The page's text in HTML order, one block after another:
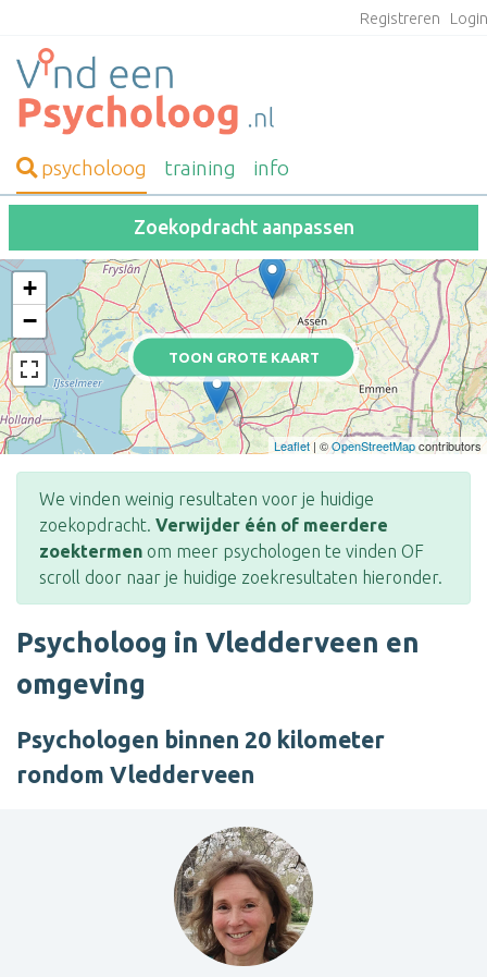
Registreren
psycholoog training info
Zoekopdracht aanpassen
TOON GROTE KAART
+
−
Leaflet| ©OpenStreetMapcontributors
We vinden weinig resultaten voor je huidige
zoekopdracht. Verwijder één of meerdere
zoektermen om meer psychologen te vinden OF
scroll door naar je huidige zoekresultaten hieronder.
Psycholoog in Vledderveen en
omgeving
Psychologen binnen 20 kilometer
rondom Vledderveen